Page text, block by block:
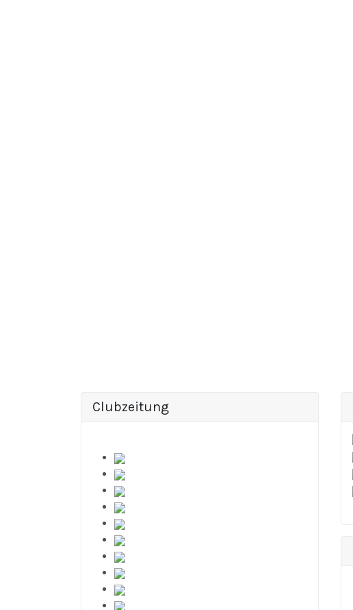
Clubzeitung